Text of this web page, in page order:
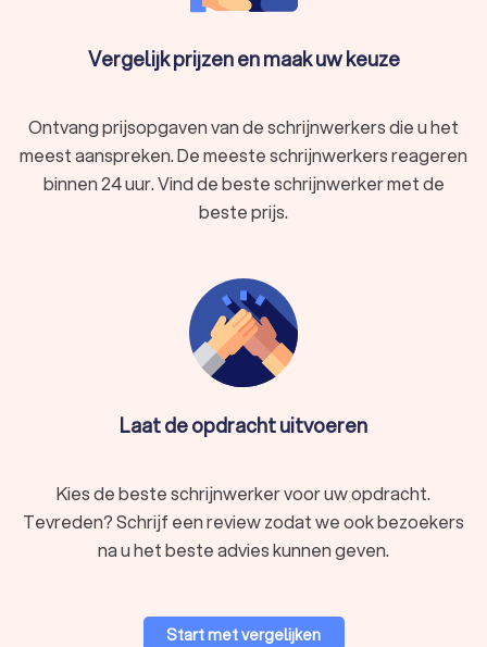
Met Trustlocal vindt u eenvoudig de perfecte schrijnwerker
voor uw project. Vergelijk offertes, lees reviews, en maak een
garandeert. Start uw zoektocht op Trustlocal en zet de
eerste stap naar de realisatie van uw droomproject in
Antwerpen Borgerhout.
Vergelijk prijzen en maak uw keuze
Ontvang prijsopgaven van de schrijnwerkers die u het
meest aanspreken. De meeste schrijnwerkers reageren
binnen 24 uur. Vind de beste schrijnwerker met de
beste prijs.
Laat de opdracht uitvoeren
Kies de beste schrijnwerker voor uw opdracht.
Tevreden? Schrijf een review zodat we ook bezoekers
na u het beste advies kunnen geven.
Start met vergelijken